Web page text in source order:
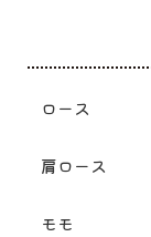
ロース
肩ロース
モモ